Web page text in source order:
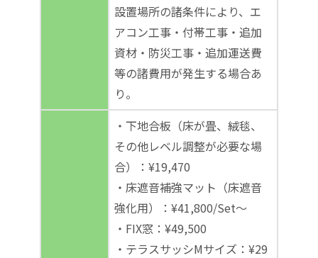
設置場所の諸条件により、エ
アコン工事・付帯工事・追加
資材・防災工事・追加運送費
等の諸費用が発生する場合あ
り。
・下地合板（床が畳、絨毯、
その他レベル調整が必要な場
合）：¥19,470
・床遮音補強マット（床遮音
強化用）：¥41,800/Set～
・FIX窓：¥49,500
・テラスサッシMサイズ：¥29